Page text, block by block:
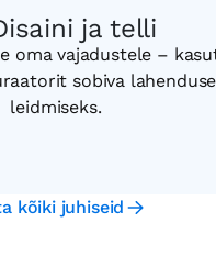
ja telli
oma vajadustele –
sobiva lahenduse
leidmiseks.
kõiki juhiseid